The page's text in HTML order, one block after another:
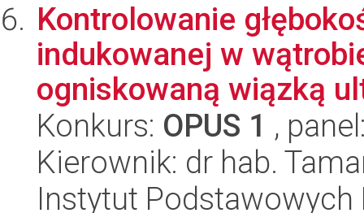
Kontrolowanie
indukowanej w
ogniskowaną wiązką
Konkurs: OPUS 1 ,
Kierownik: dr hab.
Instytut